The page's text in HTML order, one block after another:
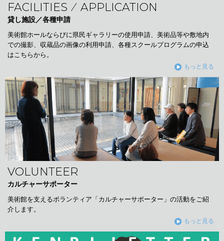
FACILITIES ⁄ APPLICATION
貸し施設／各種申請
美術館ホールならびに県民ギャラリーの使用申請、美術品等や敷地内
での撮影、収蔵品の画像の利用申請、各種スクールプログラムの申込
はこちらから。
もっと見る
VOLUNTEER
カルチャーサポーター
美術館を支えるボランティア「カルチャーサポーター」の活動をご紹
介します。
もっと見る